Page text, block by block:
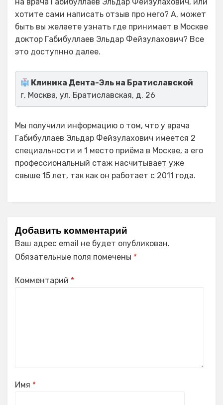
хотите сами написать отзыв про него? А, может
быть вы желаете узнать где принимает в Москве
доктор Габибуллаев Эльдар Фейзулахович? Все
это доступнно далее.
Клиника Дента-Эль на Братиславской
г. Москва, ул. Братиславская, д. 26
Мы получили информацию о том, что у врача
Габибуллаев Эльдар Фейзулахович имеется 2
специальности и 1 место приёма в Москве, а его
профессиональный стаж насчитывает уже
свыше 15 лет, так как он работает с 2011 года.
Добавить комментарий
Ваш адрес email не будет опубликован.
Обязательные поля помечены *
Комментарий *
Имя *